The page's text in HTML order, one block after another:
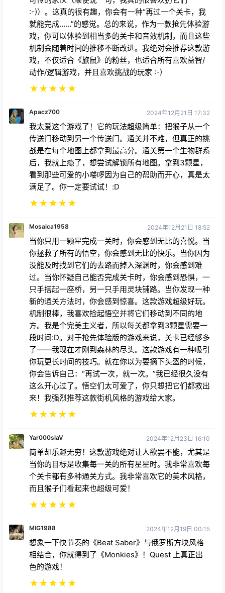
就能完成……”的感觉。总的来说，作为一款抢先体验游
戏，你可以体验到相当多的关卡和音效机制，而且这些
机制会随着时间的推移不断改进。我绝对会推荐这款游
戏，不仅适合《旅鼠》的粉丝，也适合所有喜欢益智/
动作/逻辑游戏，并且喜欢挑战的玩家 :-)
★★★★★
我太爱这个游戏了！它的玩法超级简单：把猴子从一个
传送门移动到另一个传送门。通关并不难，但真正的挑
战是在每个地图上都拿到最高分。通关第一个生物群系
后，我就上瘾了，想尝试解锁所有地图。拿到3颗星，
看到那些可爱的小喽啰因为自己的帮助而开心，真是太
满足了。你一定要试试！:D
★★★ ★ ★
当你只用一颗星完成一关时，你会感到无比的喜悦。当
你拯救了所有的悟空，你会感到无比的快乐。当你因为
没能及时找到它们的去路而掉入深渊时，你会感到难
过。当你怀疑自己能否完成关卡时，你会感到恐惧，一
只手搭起一座桥，另一只手用灵块铺路。当你发现一种
新的通关方法时，你会感到惊喜。这款游戏超级好玩。
机制很棒，我喜欢捡起悟空并将它们移动到不同的地
方。我是个完美主义者，所以每关都拿到3颗星需要一
段时间:D。对于抢先体验版的游戏来说，关卡已经够多
了——我现在才刚到森林的尽头。这款游戏有一种吸引
你玩更长时间的技巧。就在你以为要摘下头盔的时候，
你会告诉自己：“再试一次，就一次。”我已经很久没有
这么开心过了。悟空们太可爱了，你只想把它们都救出
来！我强烈推荐这款街机风格的游戏给大家。
★★★★★
简单却乐趣无穷！这款游戏绝对让人欲罢不能，尤其是
当你的目标是收集每一关的所有星星时。我非常喜欢每
个关卡都有多种通关方式。我非常喜欢它的美术风格，
而且猴子们看起来也超级可爱！
★★★ ★★
想象一下快节奏的《Beat Saber》与俄罗斯方块风格
相结合，你就得到了《Monkies》！Quest 上真正出
色的游戏！
★★★★